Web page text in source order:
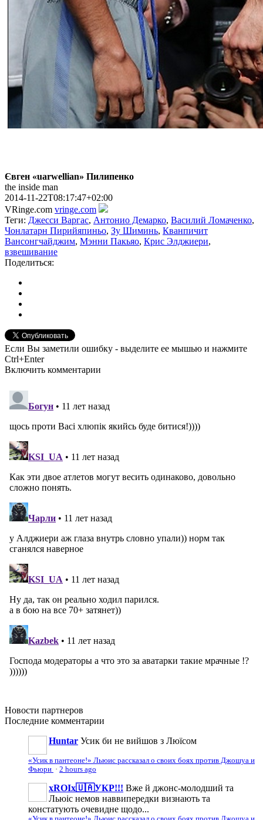
Євген «uarwellian» Пилипенко
the inside man
2014-11-22T08:17:47+02:00
VRinge.com vringe.com
Теги: Джесси Варгас, Антонио Демарко, Василий Ломаченко,
Чонлатарн Пирийяпиньо, Зу Шиминь, Кванпичит
Вансонгчайджим, Мэнни Пакьяо, Крис Элджиери,
взвешивание
Поделиться:
Если Вы заметили ошибку - выделите ее мышью и нажмите
Ctrl+Enter
Включить комментарии
Новости партнеров
Последние комментарии
Huntar Усик би не вийшов з Люїсом
«Усик в пантеоне!» Льюис рассказал о своих боях против Джошуа и
Фьюри · 2 hours ago
xROIx🇺🇦УКР!!! Вже й джонс-молодший та
Льюіс немов наввипередки визнають та
констатують очевидне щодо...